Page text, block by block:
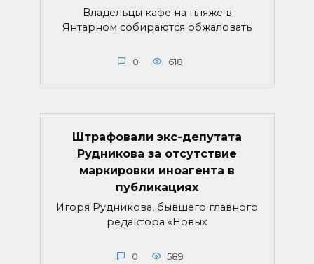
Владельцы кафе на пляже в
Янтарном собираются обжаловать
0 618
Штрафовали экс-депутата
Рудникова за отсутствие
маркировки иноагента в
публикациях
Игоря Рудникова, бывшего главного
редактора «Новых
0 589